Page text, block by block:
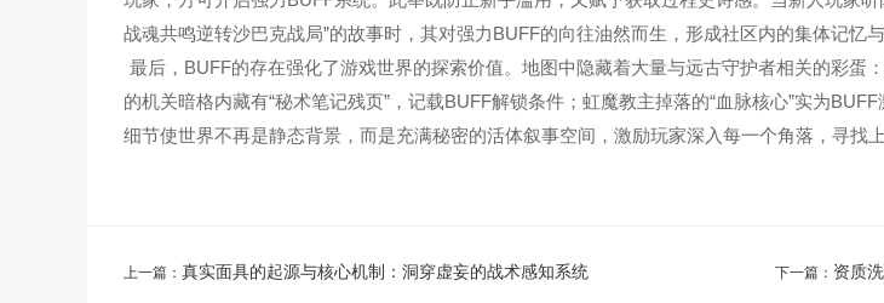
战魂共鸣逆转沙巴克战局”的故事时，其对强力BUFF的向往油然而生，形成社区内的集体记忆与
最后，BUFF的存在强化了游戏世界的探索价值。地图中隐藏着大量与远古守护者相关的彩蛋
的机关暗格内藏有“秘术笔记残页”，记载BUFF解锁条件；虹魔教主掉落的“血脉核心”实为
细节使世界不再是静态背景，而是充满秘密的活体叙事空间，激励玩家深入每一个角落，寻找上
上一篇： 真实面具的起源与核心机制：洞穿虚妄的战术感知系统 下一篇： 资质